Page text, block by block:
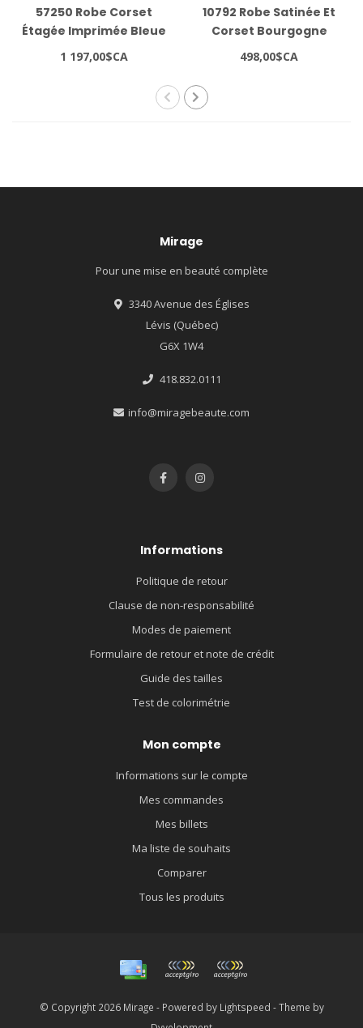
57250 Robe Corset
Étagée Imprimée Bleue
1 197,00$CA
10792 Robe Satinée Et
Corset Bourgogne
498,00$CA
Mirage
Pour une mise en beauté complète
3340 Avenue des Églises
Lévis (Québec)
G6X 1W4
418.832.0111
info@miragebeaute.com
Informations
Politique de retour
Clause de non-responsabilité
Modes de paiement
Formulaire de retour et note de crédit
Guide des tailles
Test de colorimétrie
Mon compte
Informations sur le compte
Mes commandes
Mes billets
Ma liste de souhaits
Comparer
Tous les produits
© Copyright 2026 Mirage - Powered by Lightspeed - Theme by